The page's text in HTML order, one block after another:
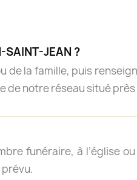
JEAN ?
la famille, puis
de notre réseau situé
funéraire, à l’église